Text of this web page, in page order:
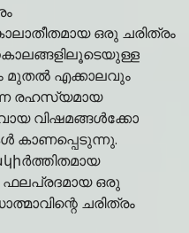
ഒരു ചരിത്രം
മുതല്‍ എക്കാലവും
രഹസ്യമായ
വിഷമങ്ങൾക്കോ
കാണപ്പെടുന്നു.
ഫലപ്രദമായ ഒരു
ചരിത്രം